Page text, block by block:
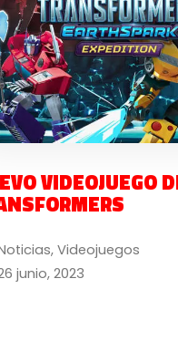
VIDEOJUEGO
, Videojuegos
junio, 2023